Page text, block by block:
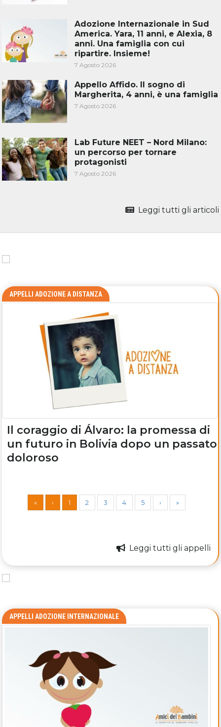
Adozione Internazionale in Sud
America. Yara, 11 anni, e Alexia, 8
anni. Una famiglia con cui
ripartire. Insieme!
7 Agosto 2026
Appello Affido. Il sogno di
Margherita, 4 anni, è una famiglia
7 Agosto 2026
Lab Future NEET – Nord Milano:
un percorso per tornare
protagonisti
7 Agosto 2026
Leggi tutti gli articoli
APPELLI ADOZIONE A DISTANZA
Il coraggio di Álvaro: la promessa di
un futuro in Bolivia dopo un passato
doloroso
« ‹ 1 2 3 4 5 › »
Leggi tutti gli appelli
APPELLI ADOZIONE INTERNAZIONALE